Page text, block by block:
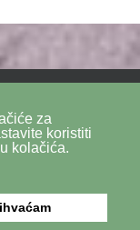
za
koristiti
kolačića.
SiteMap